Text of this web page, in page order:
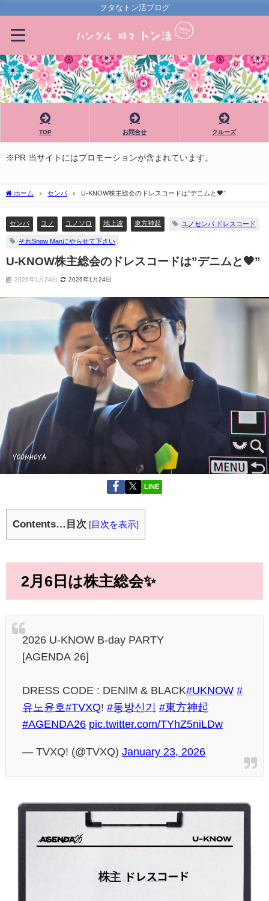
ヲタなトン活ブログ
TOP お問合せ クルーズ
※PR 当サイトにはプロモーションが含まれています。
ホーム センパ U-KNOW株主総会のドレスコードは”デニムと🖤”
センパ ユノ ユノソロ 地上波 東方神起 ユノセンパ ドレスコード
それSnow Manにやらせて下さい
U-KNOW株主総会のドレスコードは”デニムと🖤”
2026年1月24日 2026年1月24日
LINE
Contents…目次 [ 目次を表示]
2月6日は株主総会✨️
2026 U-KNOW B-day PARTY
[AGENDA 26]
DRESS CODE : DENIM & BLACK#UKNOW #
유노윤호#TVXQ! #동방신기
#東方神起
#AGENDA26 pic.twitter.com/TYhZ5niLDw
— TVXQ! (@TVXQ) January 23, 2026